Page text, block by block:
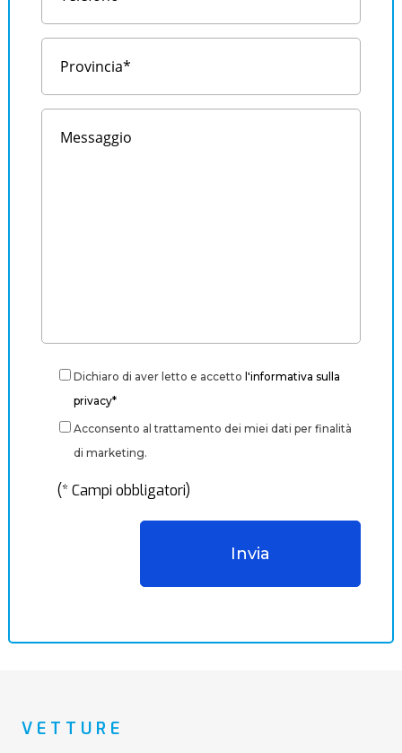
Dichiaro di aver letto e accetto l'informativa sulla
privacy*
Acconsento al trattamento dei miei dati per finalità
di marketing.
(* Campi obbligatori)
VETTURE